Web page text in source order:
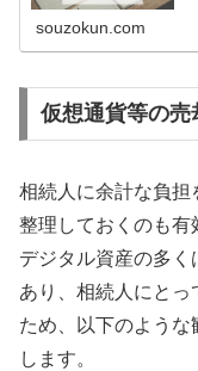
souzokun.com
仮想通貨等の売
相続人に余計な負担
整理しておくのも有
デジタル資産の多
あり、相続人にと
ため、以下のよう
します。